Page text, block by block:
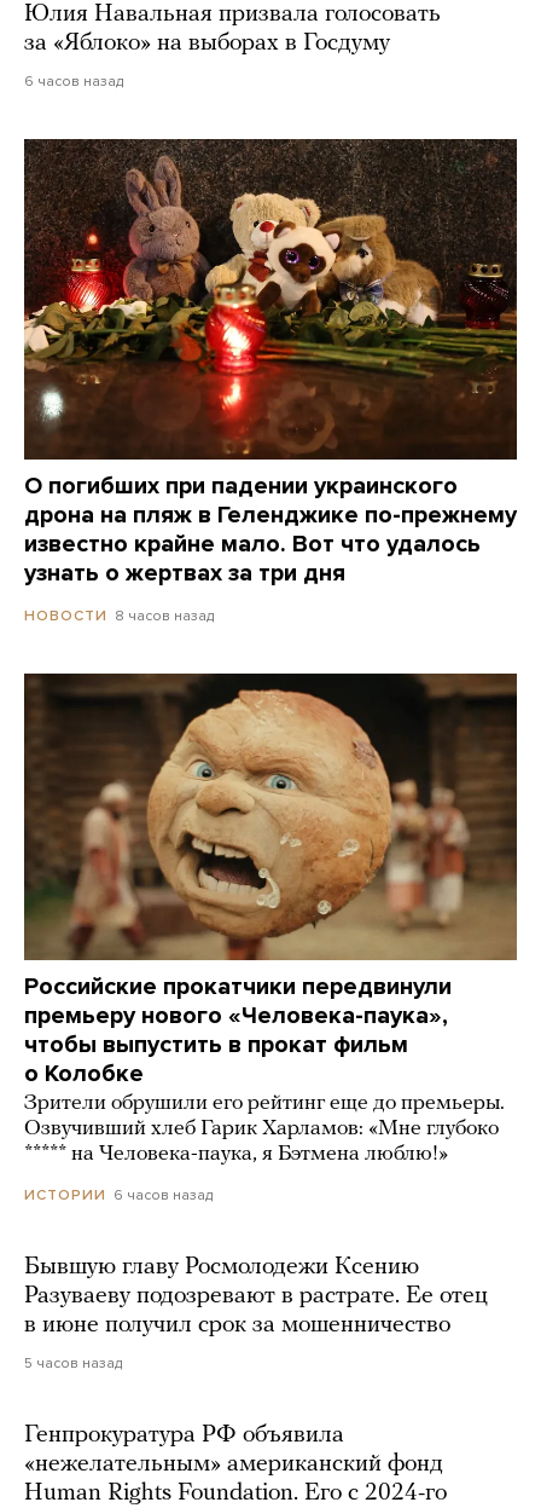
Юлия Навальная призвала голосовать
за «Яблоко» на выборах в Госдуму
6 часов назад
О погибших при падении украинского
дрона на пляж в Геленджике по-прежнему
известно крайне мало. Вот что удалось
узнать о жертвах за три дня
НОВОСТИ 8 часов назад
Российские прокатчики передвинули
премьеру нового «Человека-паука»,
чтобы выпустить в прокат фильм
о Колобке
Зрители обрушили его рейтинг еще до премьеры.
Озвучивший хлеб Гарик Харламов: «Мне глубоко
***** на Человека-паука, я Бэтмена люблю!»
ИСТОРИИ 6 часов назад
Бывшую главу Росмолодежи Ксению
Разуваеву подозревают в растрате. Ее отец
в июне получил срок за мошенничество
5 часов назад
Генпрокуратура РФ объявила
«нежелательным» американский фонд
Human Rights Foundation. Его с 2024-го